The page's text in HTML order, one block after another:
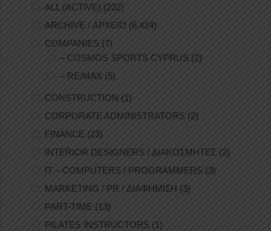
ALL (ACTIVE) (222)
ARCHIVE / ΑΡΧΕΙΟ (6,424)
COMPANIES (7)
– COSMOS SPORTS CYPRUS (2)
– RE/MAX (5)
CONSTRUCTION (1)
CORPORATE ADMINISTRATORS (2)
FINANCE (23)
INTERIOR DESIGNERS / ΔΙΑΚΟΣΜΗΤΕΣ (2)
IT – COMPUTERS / PROGRAMMERS (3)
MARKETING / PR / ΔΙΑΦΗΜΙΣΗ (3)
PART-TIME (13)
PILATES INSTRUCTORS (1)